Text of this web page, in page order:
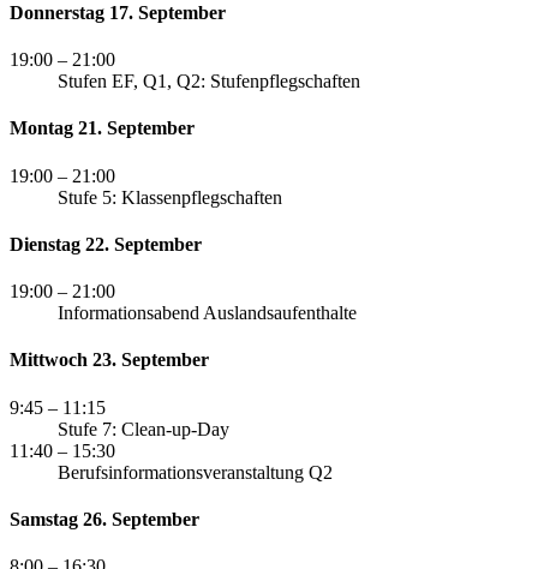
Donnerstag 17. September
19:00 – 21:00
Stufen EF, Q1, Q2: Stufenpflegschaften
Montag 21. September
19:00 – 21:00
Stufe 5: Klassenpflegschaften
Dienstag 22. September
19:00 – 21:00
Informationsabend Auslandsaufenthalte
Mittwoch 23. September
9:45 – 11:15
Stufe 7: Clean-up-Day
11:40 – 15:30
Berufsinformationsveranstaltung Q2
Samstag 26. September